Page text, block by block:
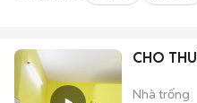
CHO
Nhà trống